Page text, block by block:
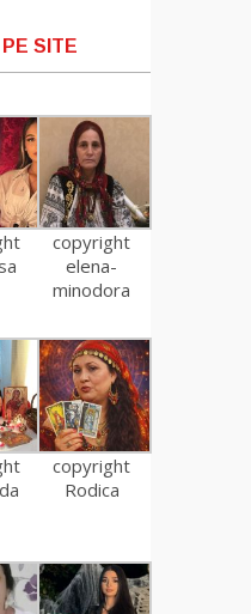
SITE
copyright
elena-
minodora
copyright
Rodica